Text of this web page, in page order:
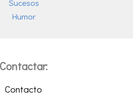
Sucesos
Humor
Contactar:
Contacto